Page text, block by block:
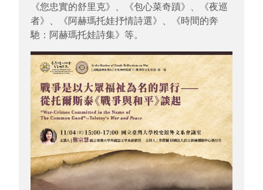
《您忠實的舒里克》、《包心菜奇蹟》、《夜巡
者》、《阿赫瑪托娃抒情詩選》、《時間的奔
馳：阿赫瑪托娃詩集》等。